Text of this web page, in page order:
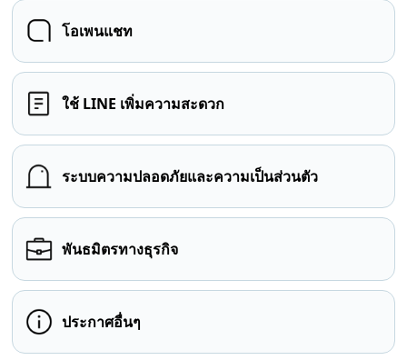
โอเพนแชท
ใช้ LINE เพิ่มความสะดวก
ระบบความปลอดภัยและความเป็นส่วนตัว
พันธมิตรทางธุรกิจ
ประกาศอื่นๆ